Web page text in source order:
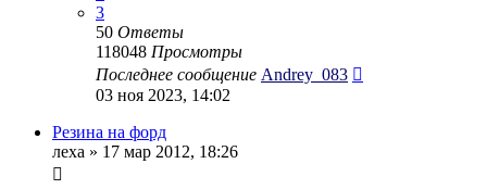
3
50 Ответы
118048 Просмотры
Последнее сообщение Andrey_083
03 ноя 2023, 14:02
Резина на форд
леха » 17 мар 2012, 18:26